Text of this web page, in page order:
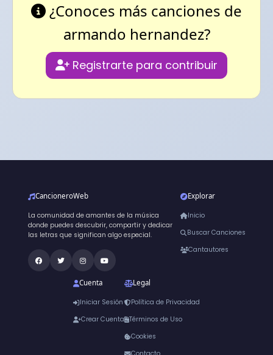
¿Conoces más canciones de
armando hernandez?
Registrarte para contribuir
CancioneroWeb
La comunidad de amantes de la música
donde puedes descubrir, compartir y dedicar
las letras que significan algo especial.
Explorar
Inicio
Buscar Canciones
Cantautores
Cuenta
Iniciar Sesión
Crear Cuenta
Legal
Política de Privacidad
Términos de Uso
Cookies